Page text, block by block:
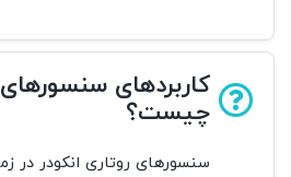
کاربردهای سنسورهای
چیست؟
سنسورهای روتاری انکودر در